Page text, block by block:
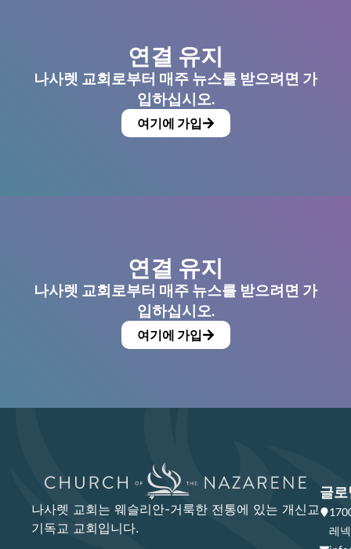
연결 유지
나사렛 교회로부터 매주 뉴스를 받으려면 가
입하십시오.
여기에 가입
연결 유지
나사렛 교회로부터 매주 뉴스를 받으려면 가
입하십시오.
여기에 가입
나사렛 교회는 웨슬리안-거룩한 전통에 있는 개신교
기독교 교회입니다.
글로
레